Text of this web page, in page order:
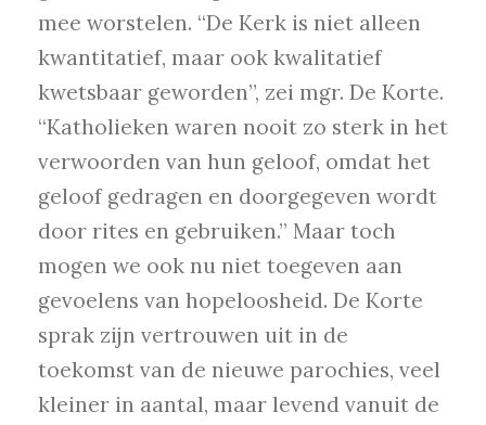
mee worstelen. “De Kerk is niet alleen
kwantitatief, maar ook kwalitatief
kwetsbaar geworden”, zei mgr. De Korte.
“Katholieken waren nooit zo sterk in het
verwoorden van hun geloof, omdat het
geloof gedragen en doorgegeven wordt
door rites en gebruiken.” Maar toch
mogen we ook nu niet toegeven aan
gevoelens van hopeloosheid. De Korte
sprak zijn vertrouwen uit in de
toekomst van de nieuwe parochies, veel
kleiner in aantal, maar levend vanuit de